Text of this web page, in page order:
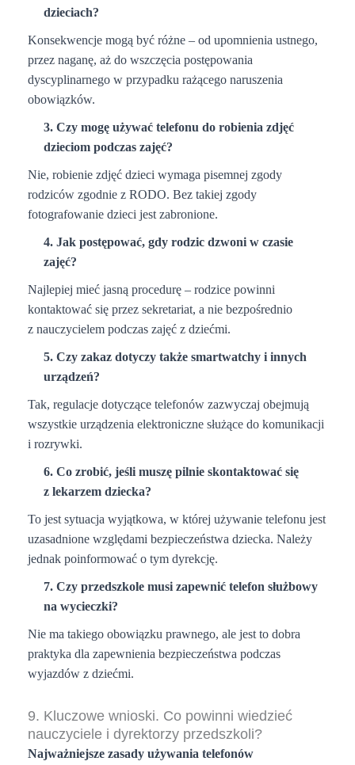
dzieciach?
Konsekwencje mogą być różne – od upomnienia ustnego,
przez naganę, aż do wszczęcia postępowania
dyscyplinarnego w przypadku rażącego naruszenia
obowiązków.
3. Czy mogę używać telefonu do robienia zdjęć
dzieciom podczas zajęć?
Nie, robienie zdjęć dzieci wymaga pisemnej zgody
rodziców zgodnie z RODO. Bez takiej zgody
fotografowanie dzieci jest zabronione.
4. Jak postępować, gdy rodzic dzwoni w czasie
zajęć?
Najlepiej mieć jasną procedurę – rodzice powinni
kontaktować się przez sekretariat, a nie bezpośrednio
z nauczycielem podczas zajęć z dziećmi.
5. Czy zakaz dotyczy także smartwatchy i innych
urządzeń?
Tak, regulacje dotyczące telefonów zazwyczaj obejmują
wszystkie urządzenia elektroniczne służące do komunikacji
i rozrywki.
6. Co zrobić, jeśli muszę pilnie skontaktować się
z lekarzem dziecka?
To jest sytuacja wyjątkowa, w której używanie telefonu jest
uzasadnione względami bezpieczeństwa dziecka. Należy
jednak poinformować o tym dyrekcję.
7. Czy przedszkole musi zapewnić telefon służbowy
na wycieczki?
Nie ma takiego obowiązku prawnego, ale jest to dobra
praktyka dla zapewnienia bezpieczeństwa podczas
wyjazdów z dziećmi.
9. Kluczowe wnioski. Co powinni wiedzieć
nauczyciele i dyrektorzy przedszkoli?
Najważniejsze zasady używania telefonów